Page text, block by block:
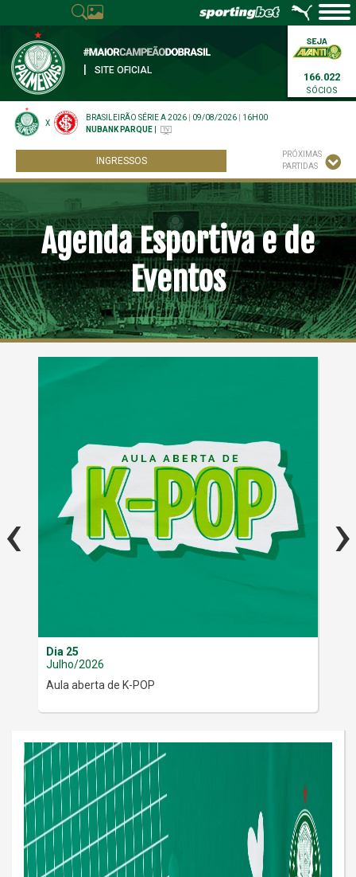
SITE OFICIAL
166.022
SÓCIOS
X
BRASILEIRÃO SÉRIE A 2026 09/08/2026
16H00
NUBANK PARQUE
INGRESSOS
PRÓXIMAS
PARTIDAS
Agenda Esportiva e de
Eventos
Dia 25
Julho/2026
Aula aberta de K-POP
‹ ›